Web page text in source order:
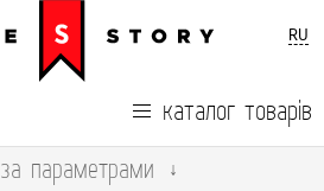
RU
каталог товарів
за параметрами ↓